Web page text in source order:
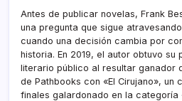
Antes de publicar novelas, Frank
una pregunta que sigue
cuando una decisión cambia por
historia. En 2019, el autor obtuvo su
literario público al resultar ganador
de Pathbooks con «El Cirujano», un
finales galardonado en la categoría